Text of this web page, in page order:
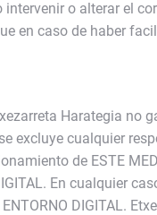
o alterar el
en caso de haber
Harategia no
excluye cualquier
de ESTE
En cualquier
DIGITAL.